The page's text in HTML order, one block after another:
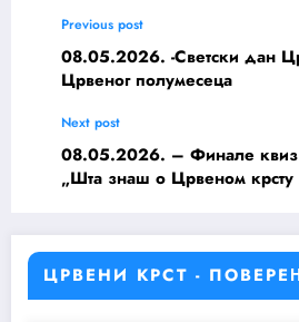
Previous post
08.05.2026. -Светски дан
Црвеног полумесеца
Next post
08.05.2026. – Финале квиз
„Шта знаш о Црвеном крсту
ЦРВЕНИ КРСТ -